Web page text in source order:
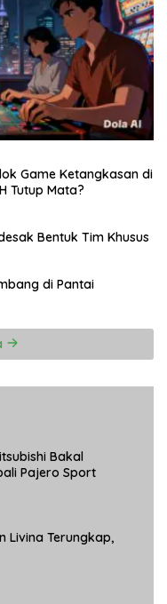
Game Ketangkasan di
Tutup Mata?
Bentuk Tim Khusus
di Pantai
Bakal
Pajero Sport
Livina Terungkap,